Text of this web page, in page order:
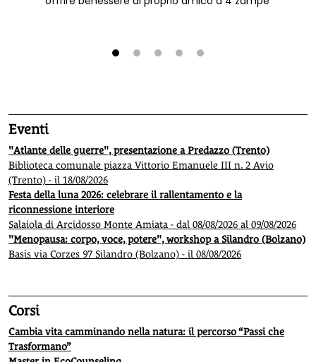
Eventi
"Atlante delle guerre", presentazione a Predazzo (Trento)
Biblioteca comunale piazza Vittorio Emanuele III n. 2 Avio
(Trento) - il 18/08/2026
Festa della luna 2026: celebrare il rallentamento e la
riconnessione interiore
Salaiola di Arcidosso Monte Amiata - dal 08/08/2026 al 09/08/2026
"Menopausa: corpo, voce, potere", workshop a Silandro (Bolzano)
Basis via Corzes 97 Silandro (Bolzano) - il 08/08/2026
Corsi
Cambia vita camminando nella natura: il percorso “Passi che
Trasformano”